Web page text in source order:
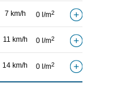
7 km/h 0 l/m2
11 km/h 0 l/m2
14 km/h 0 l/m2